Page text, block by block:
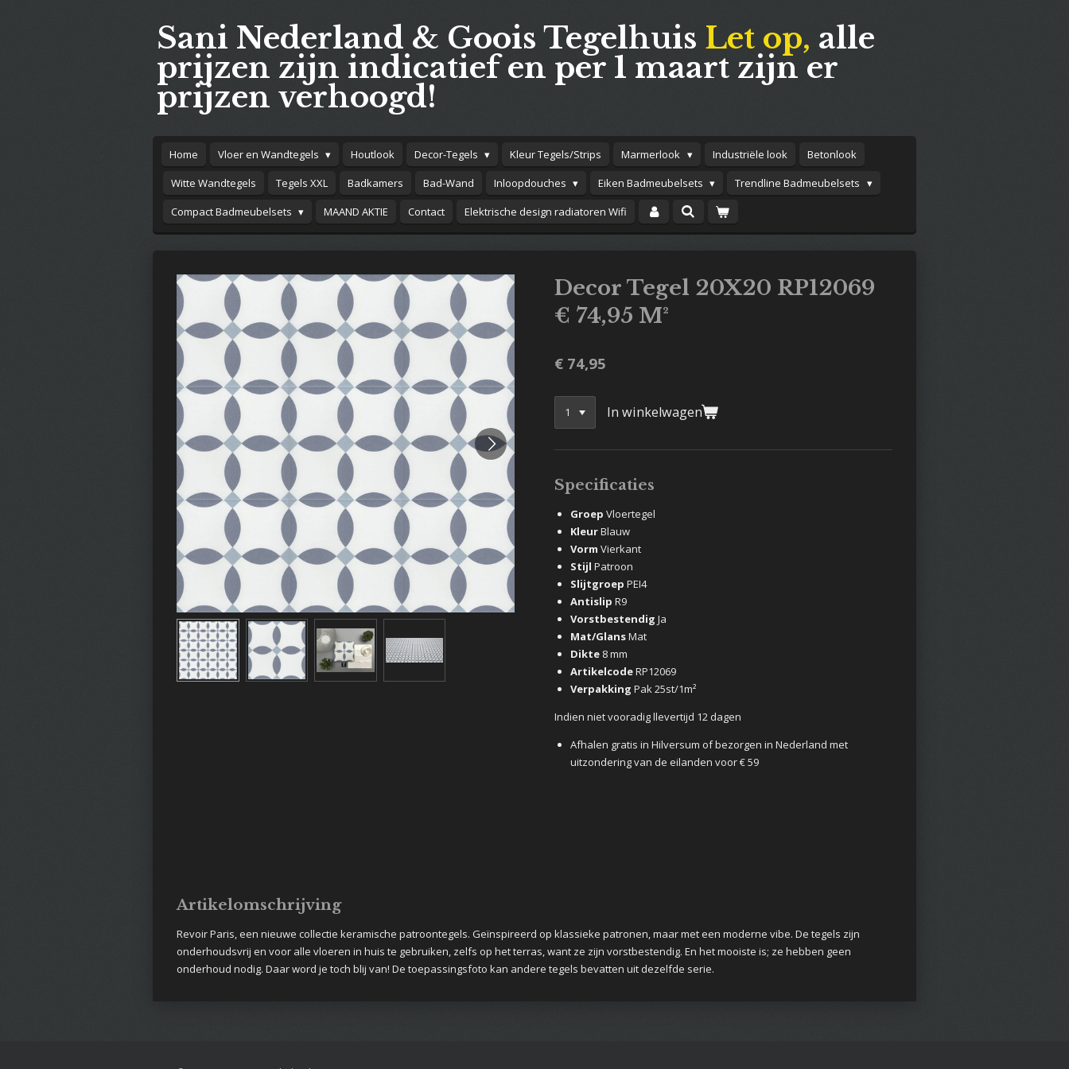
Sani Nederland & Goois Tegelhuis Let op, alle
prijzen zijn indicatief en per 1 maart zijn er
prijzen verhoogd!
Home Vloer en Wandtegels Houtlook Decor-Tegels Kleur Tegels/Strips Marmerlook Industriële look
Betonlook
Witte Wandtegels
Tegels XXL Badkamers Bad-Wand Inloopdouches Eiken Badmeubelsets
Trendline Badmeubelsets
Compact Badmeubelsets
MAAND AKTIE Contact Elektrische design radiatoren Wifi
Decor Tegel 20X20 RP12069
€ 74,95 M²
€ 74,95
In winkelwagen
Specificaties
Groep Vloertegel
KleurBlauw
Vorm Vierkant
Stijl Patroon
Slijtgroep PEI4
Antislip R9
Vorstbestendig Ja
Mat/GlansMat
Dikte 8 mm
ArtikelcodeRP12069
Verpakking Pak 25st/1m²
Indien niet vooradig llevertijd 12 dagen
Afhalen gratis in Hilversum of bezorgen in Nederland met
uitzondering van de eilanden voor € 59
Artikelomschrijving
Revoir Paris, een nieuwe collectie keramische patroontegels. Geïnspireerd op klassieke patronen, maar met een moderne vibe. De tegels zijn
onderhoudsvrij en voor alle vloeren in huis te gebruiken, zelfs op het terras, want ze zijn vorstbestendig. En het mooiste is; ze hebben geen
onderhoud nodig. Daar word je toch blij van! De toepassingsfoto kan andere tegels bevatten uit dezelfde serie.